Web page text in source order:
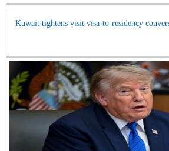
Kuwait tightens visit visa-to-residency